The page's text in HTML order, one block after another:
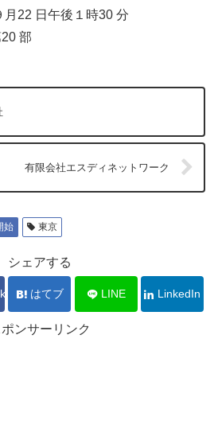
22 日午後１時30 分
部
有限会社エスディネットワーク
始 東京
シェアする
はてブ LINE LinkedIn
ンサーリンク